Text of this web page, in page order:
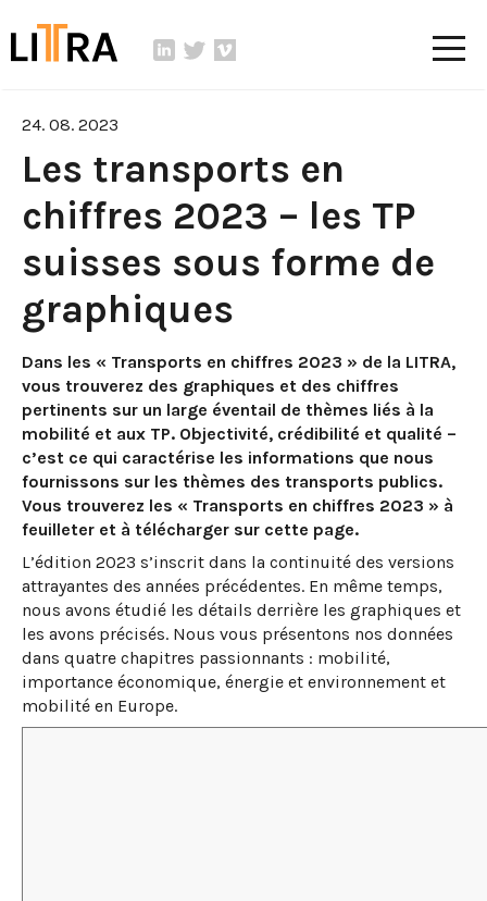
24. 08. 2023
Les transports en
chiffres 2023 – les TP
suisses sous forme de
graphiques
Dans les « Transports en chiffres 2023 » de la LITRA,
vous trouverez des graphiques et des chiffres
pertinents sur un large éventail de thèmes liés à la
mobilité et aux TP. Objectivité, crédibilité et qualité –
c’est ce qui caractérise les informations que nous
fournissons sur les thèmes des transports publics.
Vous trouverez les « Transports en chiffres 2023 » à
feuilleter et à télécharger sur cette page.
L’édition 2023 s’inscrit dans la continuité des versions
attrayantes des années précédentes. En même temps,
nous avons étudié les détails derrière les graphiques et
les avons précisés. Nous vous présentons nos données
dans quatre chapitres passionnants : mobilité,
importance économique, énergie et environnement et
mobilité en Europe.